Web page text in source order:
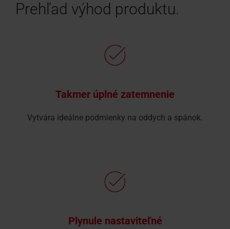
Prehľad výhod produktu.
Takmer úplné zatemnenie
Vytvára ideálne podmienky na oddych a spánok.
Plynule nastaviteľné